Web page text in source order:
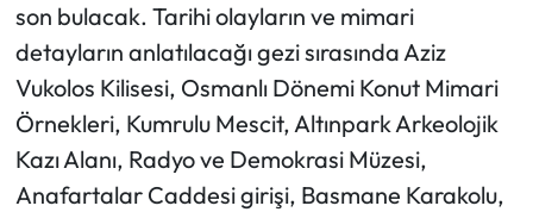
son bulacak. Tarihi olayların ve mimari
detayların anlatılacağı gezi sırasında Aziz
Vukolos Kilisesi, Osmanlı Dönemi Konut Mimari
Örnekleri, Kumrulu Mescit, Altınpark Arkeolojik
Kazı Alanı, Radyo ve Demokrasi Müzesi,
Anafartalar Caddesi girişi, Basmane Karakolu,